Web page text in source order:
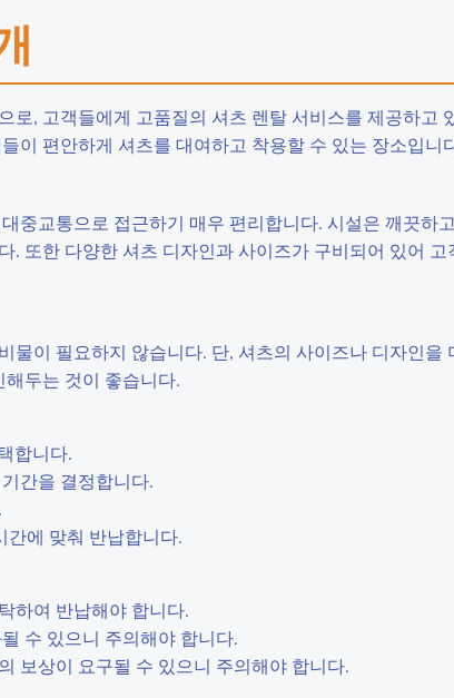
로, 고객들에게 고품질의 셔츠 렌탈 서비스를 제공하고
이 편안하게 셔츠를 대여하고 착용할 수 있는 장소입니
중교통으로 접근하기 매우 편리합니다. 시설은 깨끗하
. 또한 다양한 셔츠 디자인과 사이즈가 구비되어 있어
물이 필요하지 않습니다. 단, 셔츠의 사이즈나 디자인을
두는 것이 좋습니다.
합니다.
간을 결정합니다.
간에 맞춰 반납합니다.
하여 반납해야 합니다.
수 있으니 주의해야 합니다.
보상이 요구될 수 있으니 주의해야 합니다.